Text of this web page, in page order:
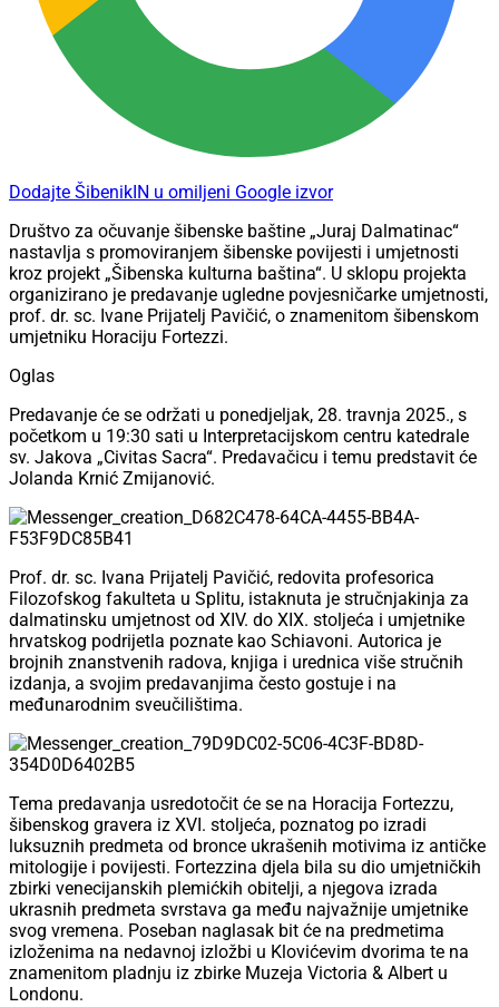
Dodajte ŠibenikIN u omiljeni Google izvor
Društvo za očuvanje šibenske baštine „Juraj Dalmatinac“
nastavlja s promoviranjem šibenske povijesti i umjetnosti
kroz projekt „Šibenska kulturna baština“. U sklopu projekta
organizirano je predavanje ugledne povjesničarke umjetnosti,
prof. dr. sc. Ivane Prijatelj Pavičić, o znamenitom šibenskom
umjetniku Horaciju Fortezzi.
Oglas
Predavanje će se održati u ponedjeljak, 28. travnja 2025., s
početkom u 19:30 sati u Interpretacijskom centru katedrale
sv. Jakova „Civitas Sacra“. Predavačicu i temu predstavit će
Jolanda Krnić Zmijanović.
Prof. dr. sc. Ivana Prijatelj Pavičić, redovita profesorica
Filozofskog fakulteta u Splitu, istaknuta je stručnjakinja za
dalmatinsku umjetnost od XIV. do XIX. stoljeća i umjetnike
hrvatskog podrijetla poznate kao Schiavoni. Autorica je
brojnih znanstvenih radova, knjiga i urednica više stručnih
izdanja, a svojim predavanjima često gostuje i na
međunarodnim sveučilištima.
Tema predavanja usredotočit će se na Horacija Fortezzu,
šibenskog gravera iz XVI. stoljeća, poznatog po izradi
luksuznih predmeta od bronce ukrašenih motivima iz antičke
mitologije i povijesti. Fortezzina djela bila su dio umjetničkih
zbirki venecijanskih plemićkih obitelji, a njegova izrada
ukrasnih predmeta svrstava ga među najvažnije umjetnike
svog vremena. Poseban naglasak bit će na predmetima
izloženima na nedavnoj izložbi u Klovićevim dvorima te na
znamenitom pladnju iz zbirke Muzeja Victoria & Albert u
Londonu.